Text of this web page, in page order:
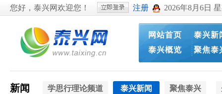
您好，泰兴网欢迎您！ 注册 2026年8月6日
网站首页
泰兴概览
泰兴新
聚焦泰
新闻 学思行理论频道 泰兴新闻 聚焦泰兴